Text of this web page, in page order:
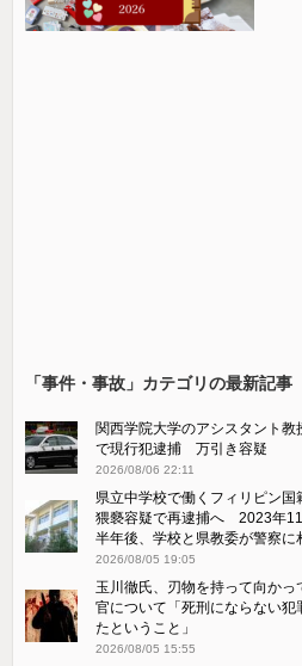
「事件・事故」カテゴリの最新記事
関西学院大学のアシスタント
で現行犯逮捕 万引き容疑
2026/08/06 22:11
県立中学校で働くフィリピン
猥褻容疑で再逮捕へ 2023年
半年後、学校と県教委が警察に
2026/08/05 19:05
玉川徹氏、刃物を持って向か
官について「死刑にならない
たということ」
2026/08/05 15:55